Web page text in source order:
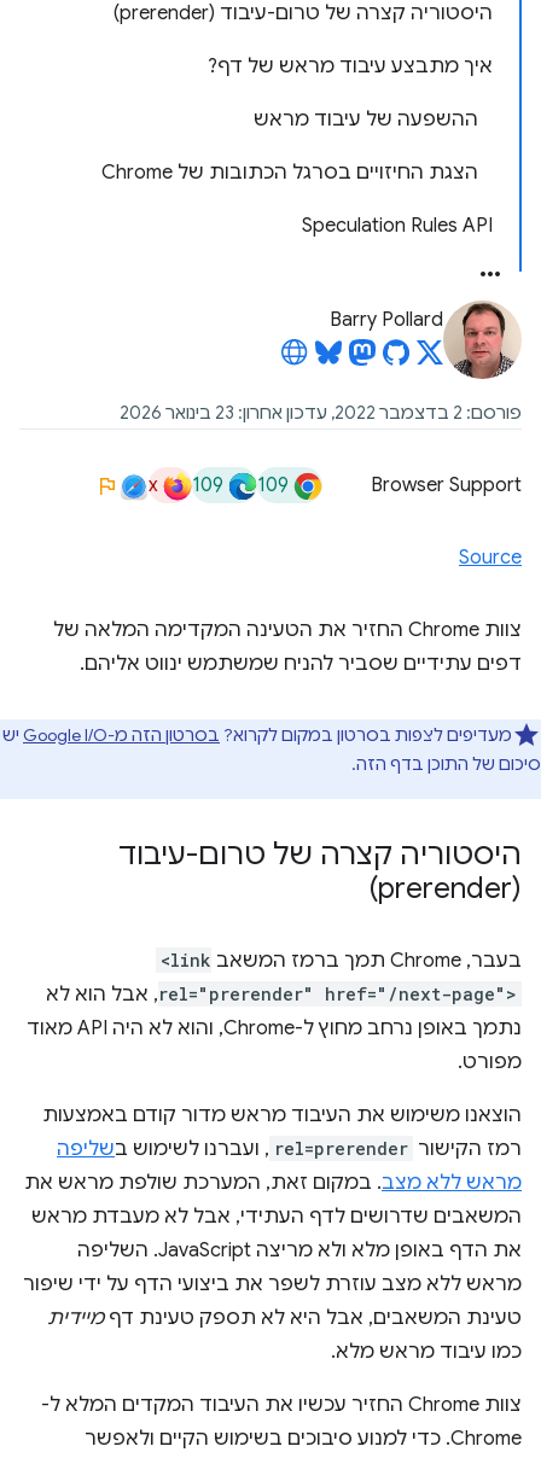
היסטוריה קצרה של טרום-עיבוד (prerender)
איך מתבצע עיבוד מראש של דף?
ההשפעה של עיבוד מראש
הצגת החיזויים בסרגל הכתובות של Chrome
Speculation Rules API
Barry Pollard
פורסם: 2 בדצמבר 2022, עדכון אחרון: 23 בינואר 2026
Browser Support
109
109
x
Source
צוות Chrome החזיר את הטעינה המקדימה המלאה של
דפים עתידיים שסביר להניח שמשתמש ינווט אליהם.
מעדיפים לצפות בסרטון במקום לקרוא? בסרטון הזה מ-Google I/O
יש
סיכום של התוכן בדף הזה.
היסטוריה קצרה של טרום-עיבוד
(prerender)
בעבר, Chrome תמך ברמז המשאב
<link
rel="prerender" href="/next-page">, אבל הוא לא
נתמך באופן נרחב מחוץ ל-Chrome, והוא לא היה API מאוד
מפורט.
הוצאנו משימוש את העיבוד מראש מדור קודם באמצעות
רמז הקישור rel=prerender , ועברנו לשימוש בשליפה
מראש ללא מצב. במקום זאת, המערכת שולפת מראש את
המשאבים שדרושים לדף העתידי, אבל לא מעבדת מראש
את הדף באופן מלא ולא מריצה JavaScript. השליפה
מראש ללא מצב עוזרת לשפר את ביצועי הדף על ידי שיפור
טעינת המשאבים, אבל היא לא תספק טעינת דףמיידית
כמו עיבוד מראש מלא.
צוות Chrome החזיר עכשיו את העיבוד המקדים המלא ל-
Chrome. כדי למנוע סיבוכים בשימוש הקיים ולאפשר